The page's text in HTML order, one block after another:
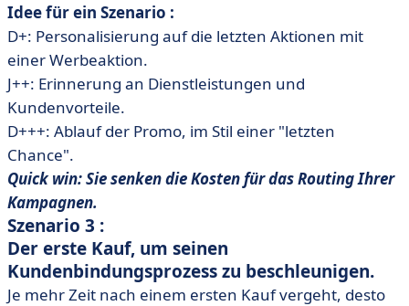
Idee für ein Szenario :
D+: Personalisierung auf die letzten Aktionen mit
einer Werbeaktion.
J++: Erinnerung an Dienstleistungen und
Kundenvorteile.
D+++: Ablauf der Promo, im Stil einer "letzten
Chance".
Quick win: Sie senken die Kosten für das Routing Ihrer
Kampagnen.
Szenario 3 :
Der erste Kauf, um seinen
Kundenbindungsprozess zu beschleunigen.
Je mehr Zeit nach einem ersten Kauf vergeht, desto